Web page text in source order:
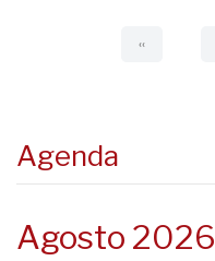
Página
‹‹
Agenda
Agosto 2026